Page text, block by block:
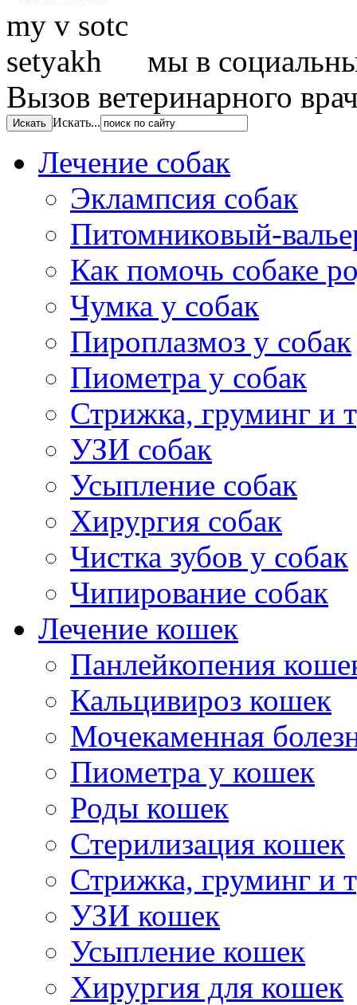
мы в
Вызов ветеринарного
Искать...
Лечение собак
Эклампсия собак
Питомниковый-
Как помочь собаке
Чумка у собак
Пироплазмоз у собак
Пиометра у собак
Стрижка, груминг и
УЗИ собак
Усыпление собак
Хирургия собак
Чистка зубов у собак
Чипирование собак
Лечение кошек
Панлейкопения
Кальцивироз кошек
Мочекаменная
Пиометра у кошек
Роды кошек
Стерилизация кошек
Стрижка, груминг и
УЗИ кошек
Усыпление кошек
Хирургия для кошек